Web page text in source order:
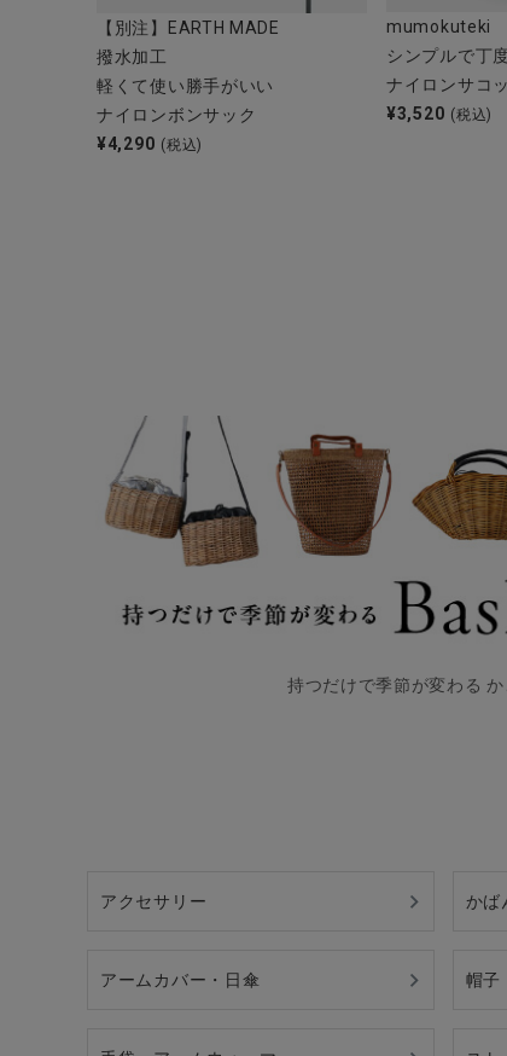
全ての商品
CONTENTS
【別注】EARTH MADE
撥水加工
軽くて使い勝手がいい
ナイロンボンサック
¥4,290 (税込)
mumokuteki
シンプルで丁
ナイロンサコ
¥3,520 (税込)
持つだけで季節が変わる
アクセサリー かば
アームカバー・日傘 帽子